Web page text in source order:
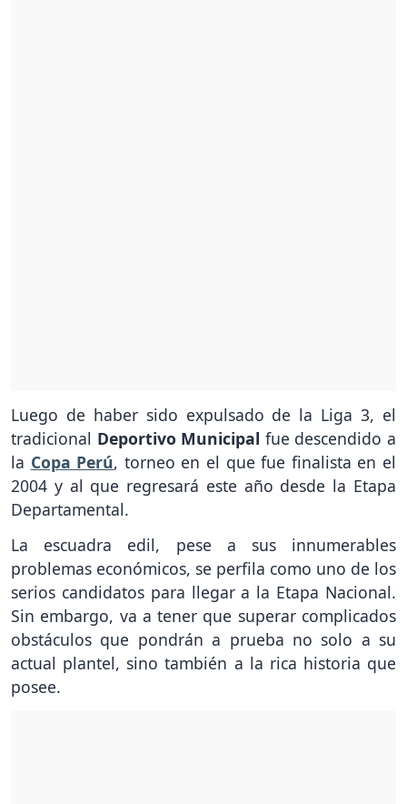
Luego de haber sido expulsado de la Liga 3, el
tradicional Deportivo Municipal fue descendido a
la Copa Perú, torneo en el que fue finalista en el
2004 y al que regresará este año desde la Etapa
Departamental.
La escuadra edil, pese a sus innumerables
problemas económicos, se perfila como uno de los
serios candidatos para llegar a la Etapa Nacional.
Sin embargo, va a tener que superar complicados
obstáculos que pondrán a prueba no solo a su
actual plantel, sino también a la rica historia que
posee.